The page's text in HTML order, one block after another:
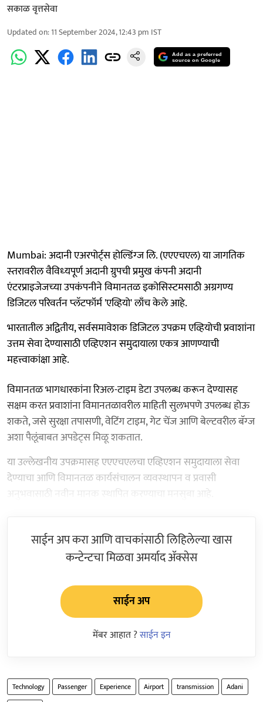
सकाळ वृत्तसेवा
Updated on:11 September 2024, 12:43 pm IST
Add as a preferred
source on Google
Mumbai: अदानी एअरपोर्ट्स होल्डिंग्‍ज लि. (एएएचएल) या जागतिक
स्‍तरावरील वैविध्‍यपूर्ण अदानी ग्रुपची प्रमुख कंपनी अदानी
एंटरप्राइजेजच्‍या उपकंपनीने विमानतळ इकोसिस्‍टमसाठी अग्रगण्‍य
डिजिटल परिवर्तन प्‍लॅटफॉर्म 'एव्हियो' लाँच केले आहे.
भारतातील अद्वितीय, सर्वसमावेशक डिजिटल उपक्रम एव्हियोची प्रवाशांना
उत्तम सेवा देण्‍यासाठी एव्हिएशन समुदायाला एकत्र आणण्‍याची
महत्त्वाकांक्षा आहे.
विमानतळ भागधारकांना रिअल-टाइम डेटा उपलब्‍ध करून देण्‍यासह
सक्षम करत प्रवाशांना विमानतळावरील माहिती सुलभपणे उपलब्‍ध होऊ
शकते, जसे सुरक्षा तपासणी, वेटिंग टाइम, गेट चेंज आणि बेल्‍टवरील बॅग्‍ज
अशा पैलूंबाबत अपडेट्स मिळू शकतात.
या उल्‍लेखनीय उपक्रमासह एएएचएलचा एव्हिएशन समुदायाला सेवा
देण्‍याचा आणि विमानतळ कार्यसंचालन व्‍यवस्‍थापन व प्रवासी
अनुभवासाठी नवीन मानक स्‍थापित करण्‍याचा मनसुबा आहे.
साईन अप करा आणि वाचकांसाठी लिहिलेल्या खास
कन्टेन्टचा मिळवा अमर्याद ॲक्सेस
साईन अप
मेंबर आहात ?साईन इन
Technology Passenger Experience Airport transmission
Adani